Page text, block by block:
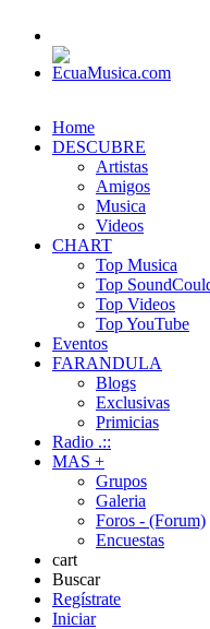
Home
DESCUBRE
Artistas
Amigos
Musica
Videos
CHART
Top Musica
Top
Top Videos
Top YouTube
Eventos
FARANDULA
Blogs
Exclusivas
Primicias
Radio .::
MAS +
Grupos
Galeria
Foros - (Forum)
Encuestas
cart
Buscar
Regístrate
Iniciar